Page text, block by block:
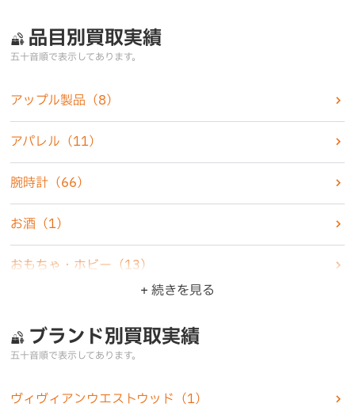
品目別買取実績
五十音順で表示してあります。
アップル製品 （8）
アパレル （11）
腕時計 （66）
お酒 （1）
おもちゃ・ホビー （13）
家電製品（6）
カメラ
+ 続きを見る
ブランド別買取実績
五十音順で表示してあります。
ヴィヴィアンウエストウッド （1）